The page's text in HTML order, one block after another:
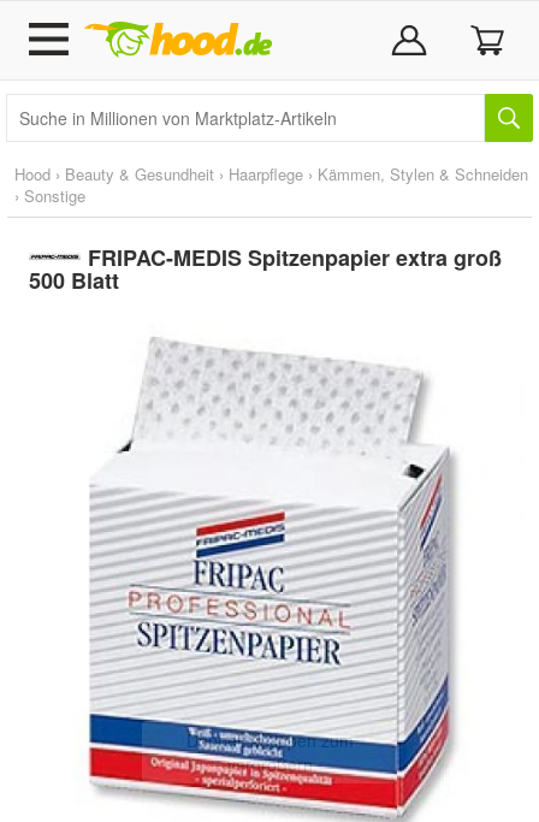
Hood › Beauty & Gesundheit › Haarpflege › Kämmen, Stylen & Schneiden
› Sonstige
FRIPAC-MEDIS Spitzenpapier extra groß
500 Blatt
Doppelt antippen zum
vergrößern